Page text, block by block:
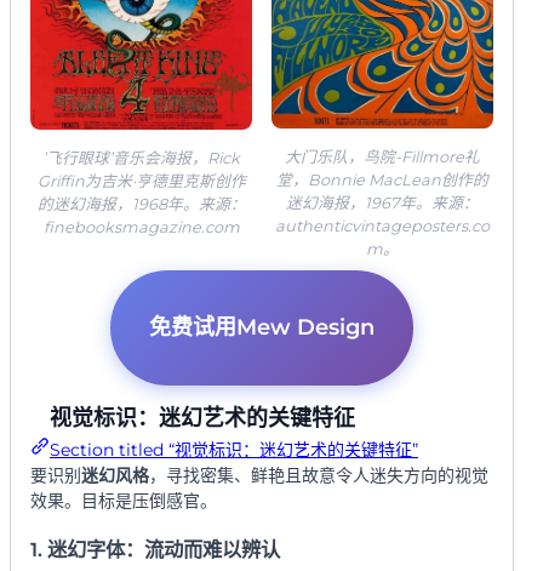
’飞行眼球’音乐会海报，Rick
Griffin为吉米·亨德里克斯创作
的迷幻海报，1968年。来源：
finebooksmagazine.com
大门乐队，鸟院-Fillmore礼
堂，Bonnie MacLean创作的
迷幻海报，1967年。来源：
authenticvintageposters.co
m。
免费试用Mew Design
视觉标识：迷幻艺术的关键特征
Section titled “视觉标识：迷幻艺术的关键特征”
要识别迷幻风格，寻找密集、鲜艳且故意令人迷失方向的视觉
效果。目标是压倒感官。
1. 迷幻字体：流动而难以辨认